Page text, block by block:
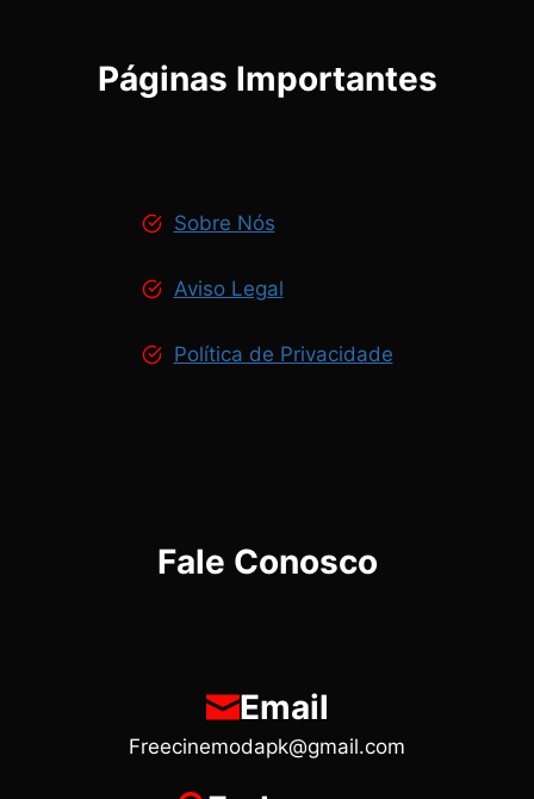
Páginas Importantes
Sobre Nós
Aviso Legal
Política de Privacidade
Fale Conosco
Email
Freecinemodapk@gmail.com